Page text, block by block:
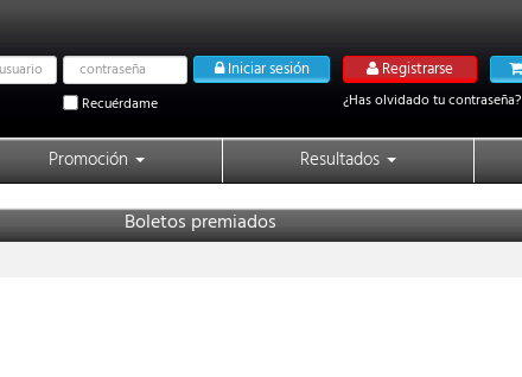
Password Iniciar sesión
Recuérdame
Registrarse
¿Has olvidado tu contraseña?
Promoción Resultados
Boletos premiados